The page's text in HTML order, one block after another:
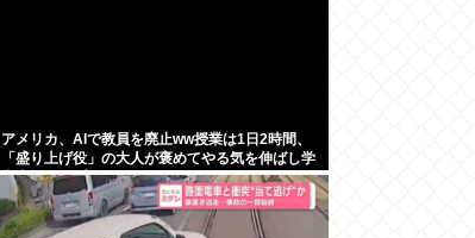
アメリカ、AIで教員を廃止ww授業は1日2時間、
「盛り上げ役」の大人が褒めてやる気を伸ばし学
力大幅アップ